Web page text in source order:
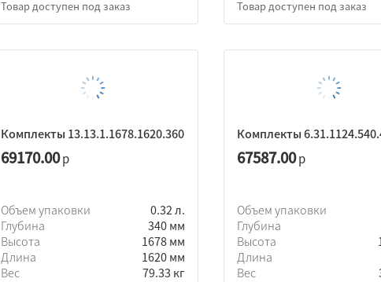
Комплекты 13.13.1.1678.1620.360
69170.00р
Объем упаковки
0.32 л.
Глубина
340 мм
Высота
1678 мм
Длина
1620 мм
Вес
79.33 кг
Комплекты
67587.00р
Объем упаковки
Глубина
Высота
Длина
Вес